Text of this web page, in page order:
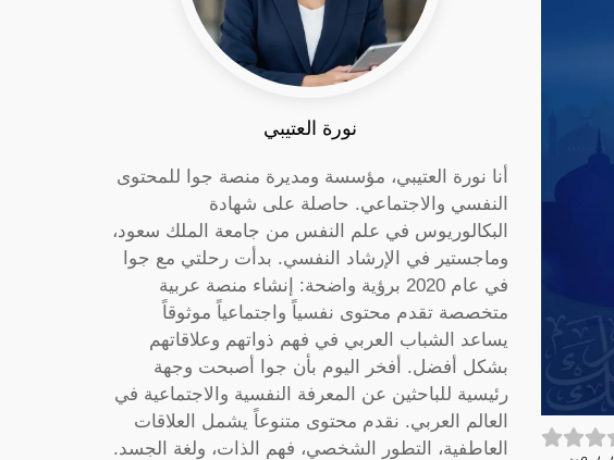
نورة العتيبي
أنا نورة العتيبي، مؤسسة ومديرة منصة جوا للمحتوى
النفسي والاجتماعي. حاصلة على شهادة
البكالوريوس في علم النفس من جامعة الملك سعود،
وماجستير في الإرشاد النفسي. بدأت رحلتي مع جوا
في عام 2020 برؤية واضحة: إنشاء منصة عربية
متخصصة تقدم محتوى نفسياً واجتماعياً موثوقاً
يساعد الشباب العربي في فهم ذواتهم وعلاقاتهم
بشكل أفضل. أفخر اليوم بأن جوا أصبحت وجهة
رئيسية للباحثين عن المعرفة النفسية والاجتماعية في
العالم العربي. نقدم محتوى متنوعاً يشمل العلاقات
العاطفية، التطور الشخصي، فهم الذات، ولغة الجسد.